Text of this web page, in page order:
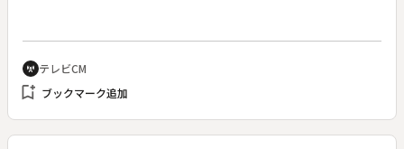
cell_tower テレビCM
bookmark_add ブックマーク追加